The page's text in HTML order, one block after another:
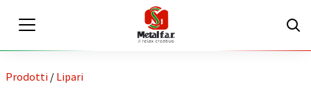
Prodotti / Lipari